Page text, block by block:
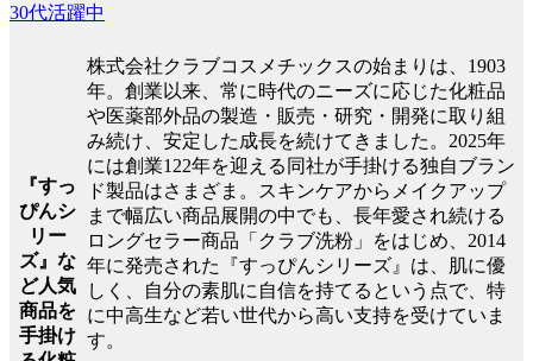
30代活躍中
『すっ
ぴんシ
リー
ズ』な
ど人気
商品を
手掛け
株式会社クラブコスメチックスの始まりは、1903
年。創業以来、常に時代のニーズに応じた化粧品
や医薬部外品の製造・販売・研究・開発に取り組
み続け、安定した成長を続けてきました。2025年
には創業122年を迎える同社が手掛ける独自ブラン
ド製品はさまざま。スキンケアからメイクアップ
まで幅広い商品展開の中でも、長年愛され続ける
ロングセラー商品「クラブ洗粉」をはじめ、2014
年に発売された『すっぴんシリーズ』は、肌に優
しく、自分の素肌に自信を持てるという点で、特
に中高生など若い世代から高い支持を受けていま
す。